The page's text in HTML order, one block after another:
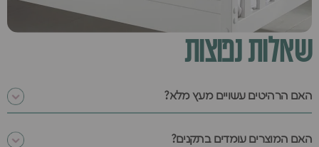
שאלות נפוצות
האם הרהיטים עשויים מעץ מלא?
האם המוצרים עומדים בתקנים?